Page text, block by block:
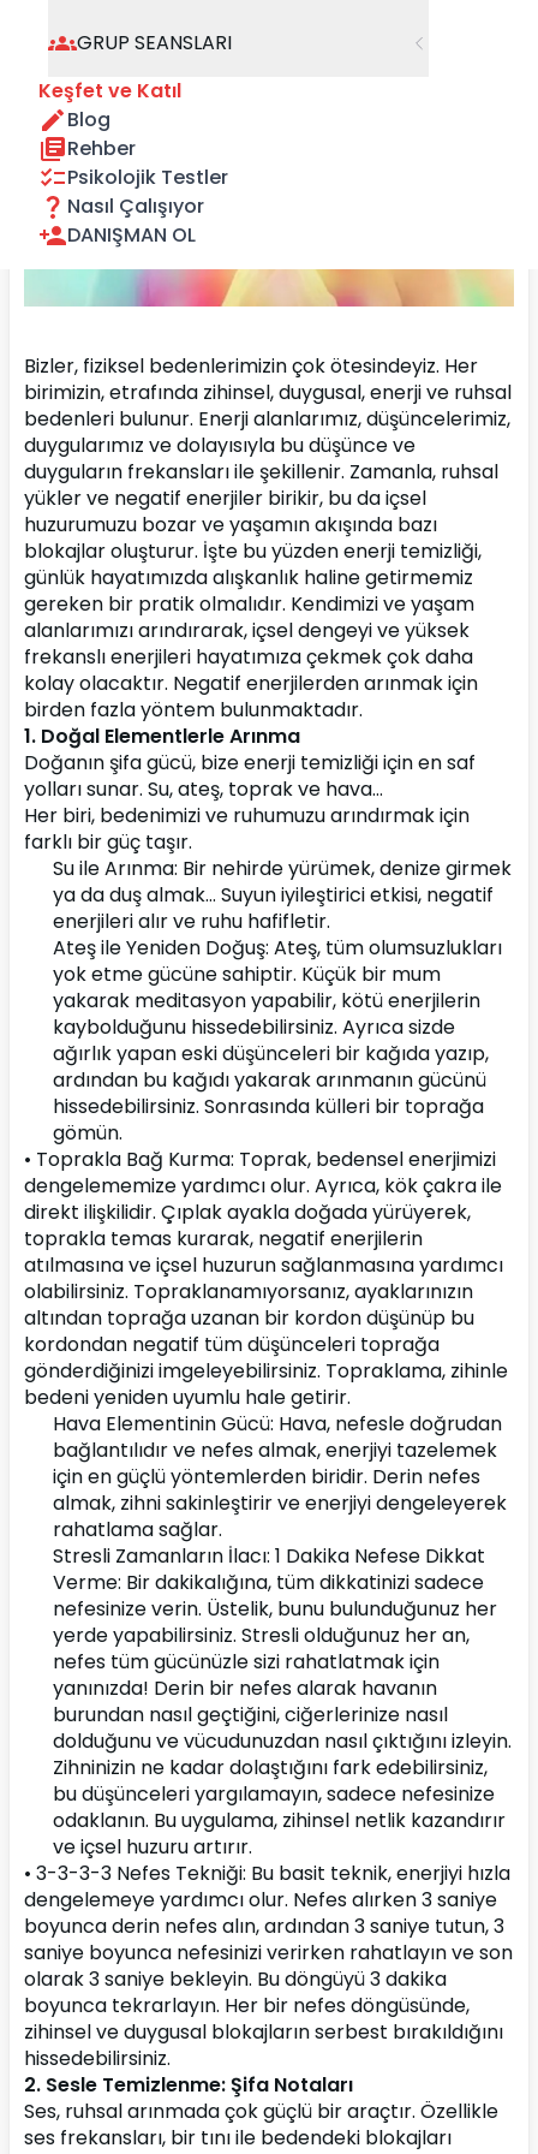
GRUP SEANSLARI
Keşfet ve Katıl
Blog
Rehber
Psikolojik Testler
Nasıl Çalışıyor
DANIŞMAN OL
Bizler, fiziksel bedenlerimizin çok ötesindeyiz. Her
birimizin, etrafında zihinsel, duygusal, enerji ve ruhsal
bedenleri bulunur. Enerji alanlarımız, düşüncelerimiz,
duygularımız ve dolayısıyla bu düşünce ve
duyguların frekansları ile şekillenir. Zamanla, ruhsal
yükler ve negatif enerjiler birikir, bu da içsel
huzurumuzu bozar ve yaşamın akışında bazı
blokajlar oluşturur. İşte bu yüzden enerji temizliği,
günlük hayatımızda alışkanlık haline getirmemiz
gereken bir pratik olmalıdır. Kendimizi ve yaşam
alanlarımızı arındırarak, içsel dengeyi ve yüksek
frekanslı enerjileri hayatımıza çekmek çok daha
kolay olacaktır. Negatif enerjilerden arınmak için
birden fazla yöntem bulunmaktadır.
1. Doğal Elementlerle Arınma
Doğanın şifa gücü, bize enerji temizliği için en saf
yolları sunar. Su, ateş, toprak ve hava…
Her biri, bedenimizi ve ruhumuzu arındırmak için
farklı bir güç taşır.
Su ile Arınma: Bir nehirde yürümek, denize girmek
ya da duş almak… Suyun iyileştirici etkisi, negatif
enerjileri alır ve ruhu hafifletir.
Ateş ile Yeniden Doğuş: Ateş, tüm olumsuzlukları
yok etme gücüne sahiptir. Küçük bir mum
yakarak meditasyon yapabilir, kötü enerjilerin
kaybolduğunu hissedebilirsiniz. Ayrıca sizde
ağırlık yapan eski düşünceleri bir kağıda yazıp,
ardından bu kağıdı yakarak arınmanın gücünü
hissedebilirsiniz. Sonrasında külleri bir toprağa
gömün.
• Toprakla Bağ Kurma: Toprak, bedensel enerjimizi
dengelememize yardımcı olur. Ayrıca, kök çakra ile
direkt ilişkilidir. Çıplak ayakla doğada yürüyerek,
toprakla temas kurarak, negatif enerjilerin
atılmasına ve içsel huzurun sağlanmasına yardımcı
olabilirsiniz. Topraklanamıyorsanız, ayaklarınızın
altından toprağa uzanan bir kordon düşünüp bu
kordondan negatif tüm düşünceleri toprağa
gönderdiğinizi imgeleyebilirsiniz. Topraklama, zihinle
bedeni yeniden uyumlu hale getirir.
Hava Elementinin Gücü: Hava, nefesle doğrudan
bağlantılıdır ve nefes almak, enerjiyi tazelemek
için en güçlü yöntemlerden biridir. Derin nefes
almak, zihni sakinleştirir ve enerjiyi dengeleyerek
rahatlama sağlar.
Stresli Zamanların İlacı: 1 Dakika Nefese Dikkat
Verme: Bir dakikalığına, tüm dikkatinizi sadece
nefesinize verin. Üstelik, bunu bulunduğunuz her
yerde yapabilirsiniz. Stresli olduğunuz her an,
nefes tüm gücünüzle sizi rahatlatmak için
yanınızda! Derin bir nefes alarak havanın
burundan nasıl geçtiğini, ciğerlerinize nasıl
dolduğunu ve vücudunuzdan nasıl çıktığını izleyin.
Zihninizin ne kadar dolaştığını fark edebilirsiniz,
bu düşünceleri yargılamayın, sadece nefesinize
odaklanın. Bu uygulama, zihinsel netlik kazandırır
ve içsel huzuru artırır.
• 3-3-3-3 Nefes Tekniği: Bu basit teknik, enerjiyi hızla
dengelemeye yardımcı olur. Nefes alırken 3 saniye
boyunca derin nefes alın, ardından 3 saniye tutun, 3
saniye boyunca nefesinizi verirken rahatlayın ve son
olarak 3 saniye bekleyin. Bu döngüyü 3 dakika
boyunca tekrarlayın. Her bir nefes döngüsünde,
zihinsel ve duygusal blokajların serbest bırakıldığını
hissedebilirsiniz.
2. Sesle Temizlenme: Şifa Notaları
Ses, ruhsal arınmada çok güçlü bir araçtır. Özellikle
ses frekansları, bir tını ile bedendeki blokajları